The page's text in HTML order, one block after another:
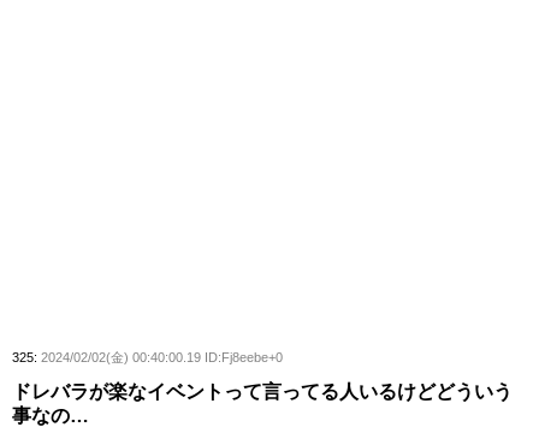
325: 2024/02/02(金) 00:40:00.19 ID:Fj8eebe+0
ドレバラが楽なイベントって言ってる人いるけどどういう
事なの…